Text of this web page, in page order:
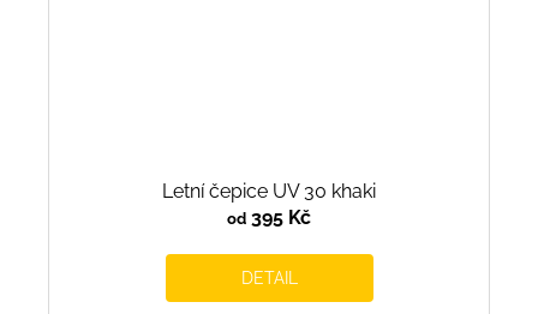
Letní čepice UV 30 khaki
od 395 Kč
DETAIL